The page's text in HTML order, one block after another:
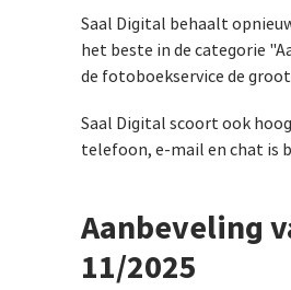
Saal Digital behaalt
het beste in de categorie
de fotoboekservice de
Saal Digital scoort ook
telefoon, e-mail en chat is
Aanbeveling
11/2025